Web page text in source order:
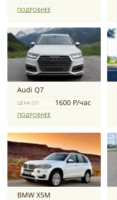
ПОДРОБНЕЕ
Audi Q7
ЦЕНА ОТ: 1600 Р/час
ПОДРОБНЕЕ
BMW X5M